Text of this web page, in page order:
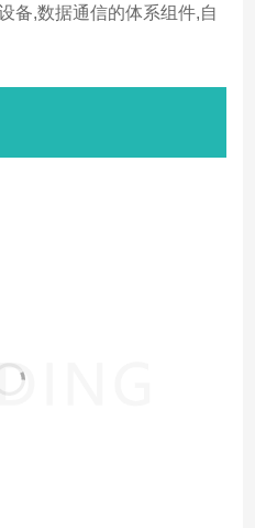
备,数据通信的体系组件,自